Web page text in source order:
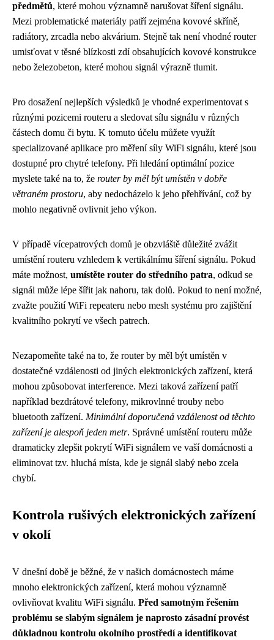
předmětů, které mohou významně narušovat šíření signálu.
Mezi problematické materiály patří zejména kovové skříně,
radiátory, zrcadla nebo akvárium. Stejně tak není vhodné router
umisťovat v těsné blízkosti zdí obsahujících kovové konstrukce
nebo železobeton, které mohou signál výrazně tlumit.
Pro dosažení nejlepších výsledků je vhodné experimentovat s
různými pozicemi routeru a sledovat sílu signálu v různých
částech domu či bytu. K tomuto účelu můžete využít
specializované aplikace pro měření síly WiFi signálu, které jsou
dostupné pro chytré telefony. Při hledání optimální pozice
myslete také na to, že router by měl být umístěn v dobře
větraném prostoru, aby nedocházelo k jeho přehřívání, což by
mohlo negativně ovlivnit jeho výkon.
V případě vícepatrových domů je obzvláště důležité zvážit
umístění routeru vzhledem k vertikálnímu šíření signálu. Pokud
máte možnost, umístěte router do středního patra, odkud se
signál může lépe šířit jak nahoru, tak dolů. Pokud to není možné,
zvažte použití WiFi repeateru nebo mesh systému pro zajištění
kvalitního pokrytí ve všech patrech.
Nezapomeňte také na to, že router by měl být umístěn v
dostatečné vzdálenosti od jiných elektronických zařízení, která
mohou způsobovat interference. Mezi taková zařízení patří
například bezdrátové telefony, mikrovlnné trouby nebo
bluetooth zařízení. Minimální doporučená vzdálenost od těchto
zařízení je alespoň jeden metr. Správné umístění routeru může
dramaticky zlepšit pokrytí WiFi signálem ve vaší domácnosti a
eliminovat tzv. hluchá místa, kde je signál slabý nebo zcela
chybí.
Kontrola rušivých elektronických zařízení
v okolí
V dnešní době je běžné, že v našich domácnostech máme
mnoho elektronických zařízení, která mohou významně
ovlivňovat kvalitu WiFi signálu. Před samotným řešením
problému se slabým signálem je naprosto zásadní provést
důkladnou kontrolu okolního prostředí a identifikovat